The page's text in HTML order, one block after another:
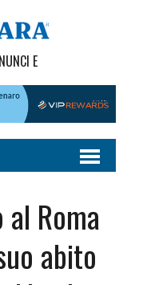
E
Roma
abito